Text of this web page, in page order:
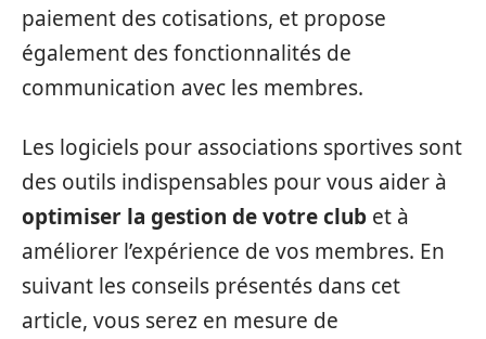
paiement des cotisations, et propose
également des fonctionnalités de
communication avec les membres.
Les logiciels pour associations sportives sont
des outils indispensables pour vous aider à
optimiser la gestion de votre club et à
améliorer l’expérience de vos membres. En
suivant les conseils présentés dans cet
article, vous serez en mesure de